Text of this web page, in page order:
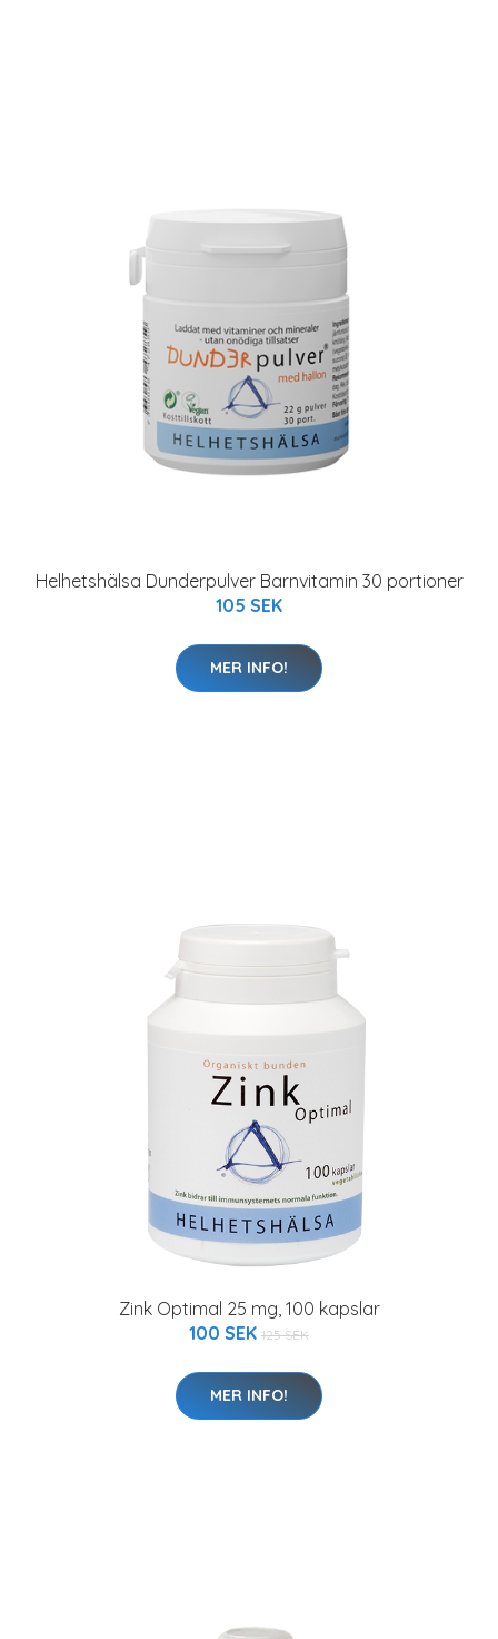
Helhetshälsa Dunderpulver Barnvitamin 30 portioner
105 SEK
MER INFO!
Zink Optimal 25 mg, 100 kapslar
100 SEK 125 SEK
MER INFO!